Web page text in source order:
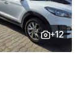
Pracovní stroje
Náhradní díly
Auto a život
Videa
+12